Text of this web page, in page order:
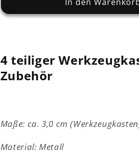
Werkzeugkasten
-
ca.
3,0
Zubehör
Werkzeugkasten
-
ca.
Zubehör
In den
4 teiliger
Zubehör
Maße: ca. 3,0 cm
Material: Metall